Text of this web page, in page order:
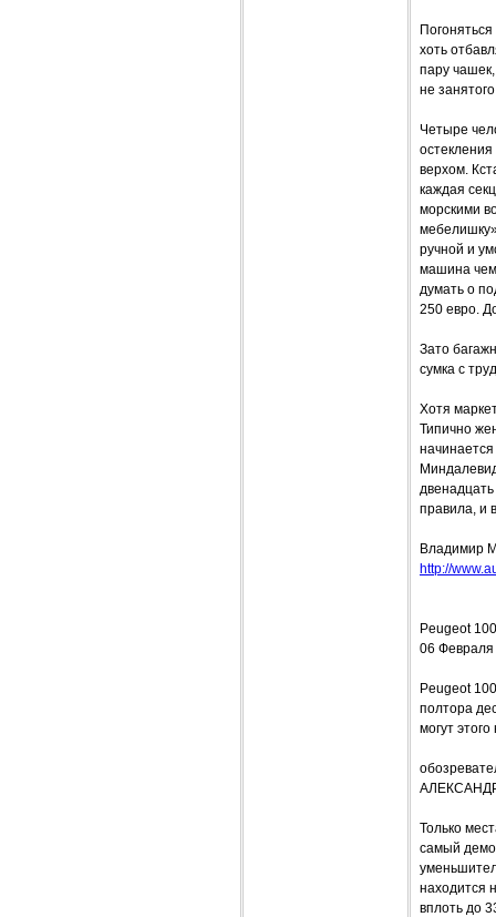
хоть
пару чашек,
не
Четыре
верхом.
каждая
морскими
ручной и
машина чем
думать о
250 евро.
Зато
сумка с
Хотя
Типично
правила, и
Владимир
http://
Peugeot
06
Peugeot
полтора
могут
Только
самый
находится
вплоть до